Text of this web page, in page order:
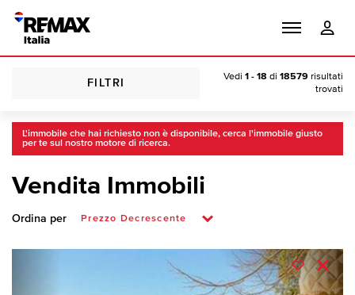
FILTRI
Vedi 1 - 18 di 18579 risultati
trovati
L'immobile che hai richiesto non è disponibile, cerca l'immobile giusto
per te sul nostro motore di ricerca.
Vendita Immobili
Ordina per